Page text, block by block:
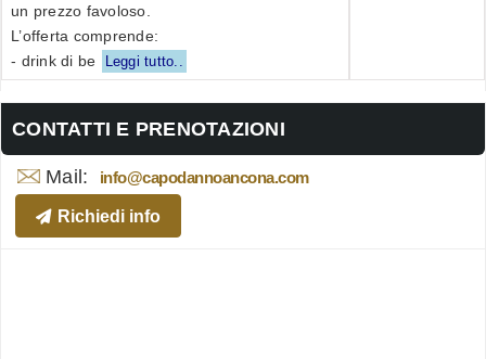
un prezzo favoloso.
L’offerta comprende:
- drink di be
Leggi tutto..
CONTATTI E PRENOTAZIONI
Mail: info@capodannoancona.com
Richiedi info